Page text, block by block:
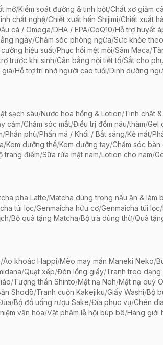
mỡ/Kiểm soát đường & tinh bột/Chất xơ giảm
chất nghệ/Chiết xuất hến Shijimi/Chiết xuất
cá / Omega/DHA / EPA/CoQ10/Hỗ trợ huyết
ngày/Chăm sóc phòng ngừa/Sức khỏe
hiệu suất/Phục hồi mệt mỏi/Sâm Maca/
trước khi sinh/Cân bằng nội tiết tố/Sắt cho
già/Hỗ trợ trí nhớ người cao tuổi/Dinh dưỡng
sạch sâu/Nước hoa hồng & Lotion/Tinh chất
cảm/Chăm sóc mắt/Điều trị đốm nâu/thâm/Gel
/Phấn phủ/Phấn má / Khối / Bắt sáng/Kẻ mắt/
Kem dưỡng thể/Kem dưỡng tay/Chăm sóc bàn
trang điểm/Sữa rửa mặt nam/Lotion cho nam/
pha Latte/Matcha dùng trong nấu ăn & làm
túi lọc/Genmaicha hữu cơ/Genmaicha túi lọc/
/Bộ quà tặng Matcha/Bộ trà dùng thử/Quà
/Áo khoác Happi/Mèo may mắn Maneki Neko/
/Quạt xếp/Đèn lồng giấy/Tranh treo dạng
/Tượng thần Shinto/Mặt nạ Noh/Mặt nạ quỷ
Shodō/Tranh cuộn Kakejiku/Giấy Washi/Bộ
/Bộ đồ uống rượu Sake/Đĩa phục vụ/Chén
văn hóa/Vật phẩm lễ hội búp bê/Hàng giới